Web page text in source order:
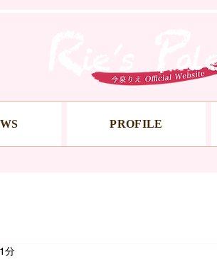
PROFILE
分